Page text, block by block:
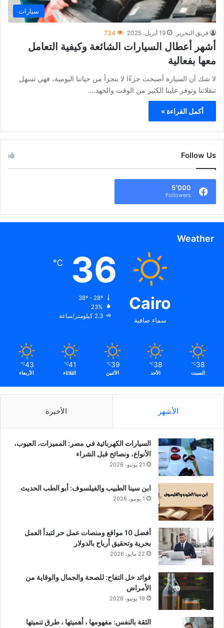
سيارات
فريق التحرير 19 أبريل، 2025 734
أشهر أعطال السيارات الشائعة وكيفية التعامل
معها بفعالية
لا شك أن السيارة أصبحت جزءًا لا يتجزأ من حياتنا اليومية، فهي تسهل
تنقلاتنا وتوفر علينا الكثير من الوقت والجهد.…
أكمل القراءة »
Follow Us
5٬000
Followers
Weather
Cairo
سماء صافية
36
℃
23%
2.3 كيلومتر/ساعة
38
℃
السبت
38
℃
الأحد
39
℃
الأثنين
41
℃
الثلاثاء
43
℃
الأربعاء
الأشهر الأخيرة
السيارات الكهربائية في مصر: المميزات، العيوب،
الأنواع، ونصائح قبل الشراء
21 يونيو، 2026
ابن سينا الطبيب والفيلسوف: أبو الطب الحديث
1 يونيو، 2026
أفضل 10 مواقع ومنصات عمل حر لتبدأ العمل
بحرية وتحقيق أرباح بالدولار
22 مايو، 2026
فوائد خل التفاح: للصحة والجمال والوقاية من
الأمراض
19 يونيو، 2026
الثقة بالنفس: مفهومها ، أهميتها ، طرق تنميتها